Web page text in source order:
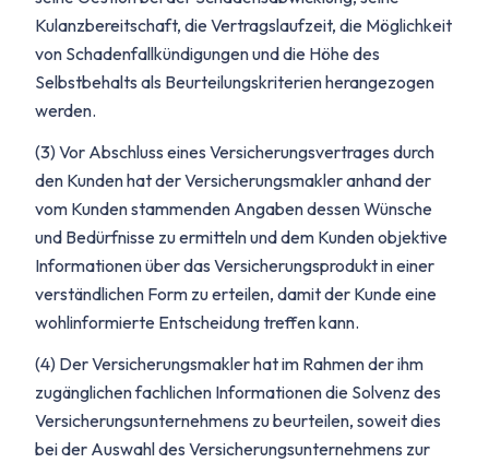
Kulanzbereitschaft, die Vertragslaufzeit, die Möglichkeit
von Schadenfallkündigungen und die Höhe des
Selbstbehalts als Beurteilungskriterien herangezogen
werden.
(3) Vor Abschluss eines Versicherungsvertrages durch
den Kunden hat der Versicherungsmakler anhand der
vom Kunden stammenden Angaben dessen Wünsche
und Bedürfnisse zu ermitteln und dem Kunden objektive
Informationen über das Versicherungsprodukt in einer
verständlichen Form zu erteilen, damit der Kunde eine
wohlinformierte Entscheidung treffen kann.
(4) Der Versicherungsmakler hat im Rahmen der ihm
zugänglichen fachlichen Informationen die Solvenz des
Versicherungsunternehmens zu beurteilen, soweit dies
bei der Auswahl des Versicherungsunternehmens zur